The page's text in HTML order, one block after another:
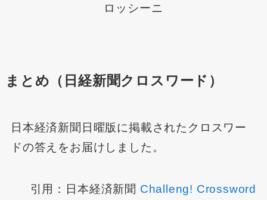
ロッシーニ
まとめ（日経新聞クロスワード）
日本経済新聞日曜版に掲載されたクロスワー
ドの答えをお届けしました。
引用：日本経済新聞 Challeng! Crossword